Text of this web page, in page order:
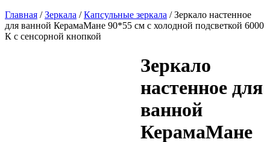
Главная /Зеркала /Капсульные зеркала / Зеркало настенное
для ванной КерамаМане 90*55 см с холодной подсветкой 6000
К с сенсорной кнопкой
Зеркало
настенное для
ванной
КерамаМане